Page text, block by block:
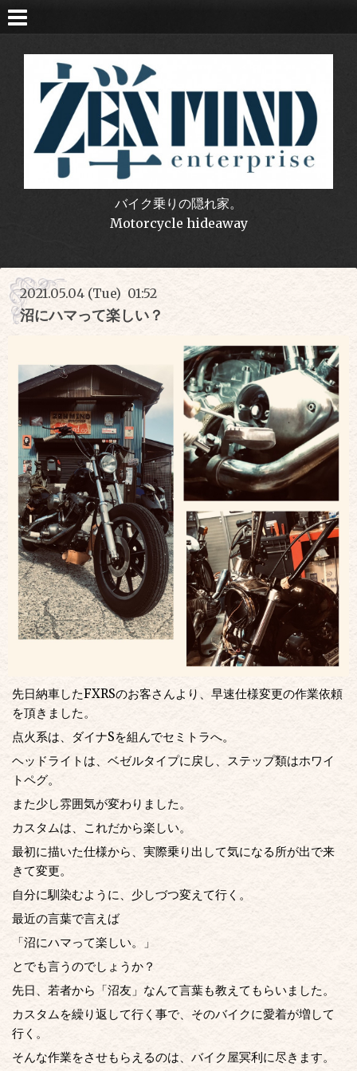
バイク乗りの隠れ家。
Motorcycle hideaway
2021.05.04 (Tue) 01:52
沼にハマって楽しい？
先日納車したFXRSのお客さんより、早速仕様変更の作業依頼
を頂きました。
点火系は、ダイナSを組んでセミトラへ。
ヘッドライトは、ベゼルタイプに戻し、ステップ類はホワイ
トペグ。
また少し雰囲気が変わりました。
カスタムは、これだから楽しい。
最初に描いた仕様から、実際乗り出して気になる所が出で来
きて変更。
自分に馴染むように、少しづつ変えて行く。
最近の言葉で言えば
「沼にハマって楽しい。」
とでも言うのでしょうか？
先日、若者から「沼友」なんて言葉も教えてもらいました。
カスタムを繰り返して行く事で、そのバイクに愛着が増して
行く。
そんな作業をさせもらえるのは、バイク屋冥利に尽きます。